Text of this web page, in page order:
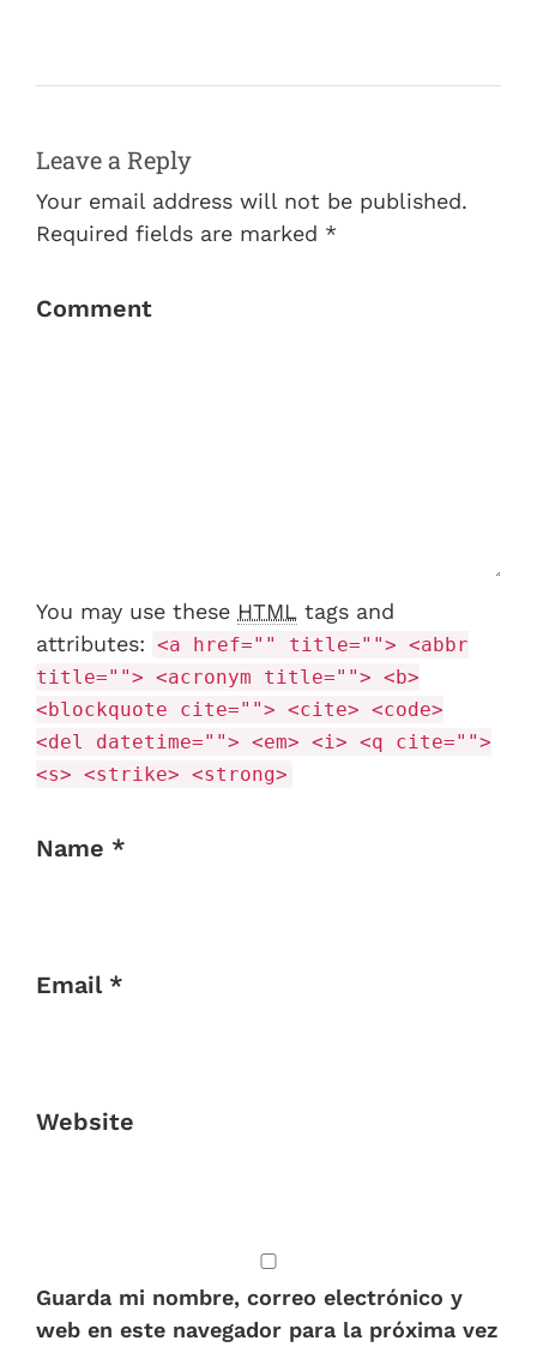
Leave a Reply
Your email address will not be published.
Required fields are marked *
Comment
You may use these HTML tags and
attributes: <a href="" title=""> <abbr
title=""> <acronym title=""> <b>
<blockquote cite=""> <cite> <code>
<del datetime=""> <em> <i> <q cite="">
<s> <strike> <strong>
Name *
Email *
Website
Guarda mi nombre, correo electrónico y
web en este navegador para la próxima vez